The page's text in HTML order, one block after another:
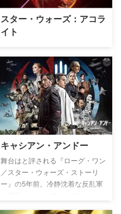
スター・ウォーズ：アコラ
イト
キャシアン・アンドー
舞台はと評される『ローグ・ワン
／スター・ウォーズ・ストーリ
ー』の5年前。冷静沈着な反乱軍